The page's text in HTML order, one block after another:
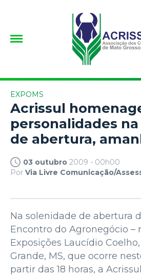
EXPOMS
Acrissul
personalidades
de abertura,
03 outubro 2009 - 00h00
Por Via Livre Comunicação/
Na solenidade de abertura
Encontro do Agronegócio –
Exposições Laucídio
Grande, MS, que ocorre
partir das 18 horas, a